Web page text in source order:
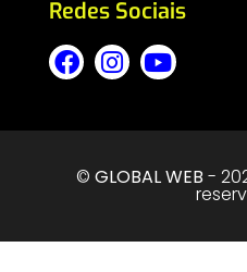
Redes Sociais
© GLOBAL WEB -